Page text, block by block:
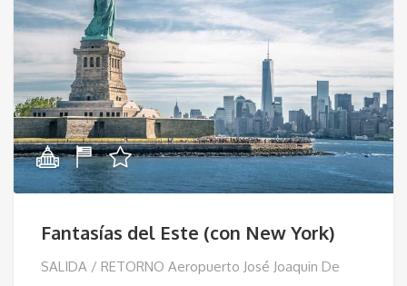
Fantasías del Este (con New York)
SALIDA / RETORNO Aeropuerto José Joaquin De